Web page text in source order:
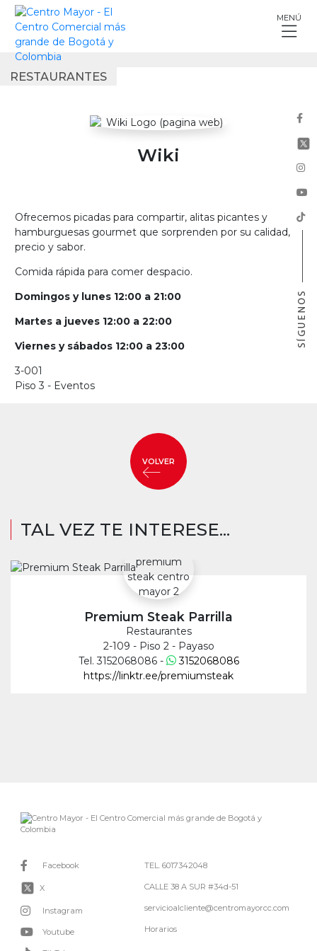
Skip
MENÚ
Ofrecemos picadas para compartir, alitas picantes y
hamburguesas gourmet que sorprenden por su calidad,
precio y sabor.
Comida rápida para comer despacio.
Domingos y lunes 12:00 a 21:00
Martes a jueves 12:00 a 22:00
Viernes y sábados 12:00 a 23:00
3-001
Piso 3 - Eventos
RESTAURANTES
Wiki
VOLVER
TAL VEZ TE INTERESE...
Premium Steak Parrilla
Restaurantes
2-109 - Piso 2 - Payaso
Tel. 3152068086 -
3152068086
https://linktr.ee/premiumsteak
Facebook
X
Instagram
Youtube
TEL. 6017342048
CALLE 38 A SUR #34d-51
servicioalcliente@centromayorcc.com
Horarios